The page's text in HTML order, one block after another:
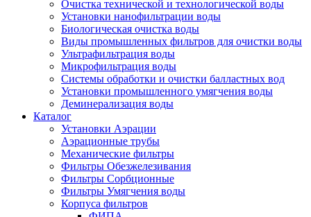
Очистка технической и технологической воды
Установки нанофильтрации воды
Биологическая очистка воды
Виды промышленных фильтров для очистки воды
Ультрафильтрация воды
Микрофильтрация воды
Системы обработки и очистки балластных вод
Установки промышленного умягчения воды
Деминерализация воды
Каталог
Установки Аэрации
Аэрационные трубы
Механические фильтры
Фильтры Обезжелезивания
Фильтры Сорбционные
Фильтры Умягчения воды
Корпуса фильтров